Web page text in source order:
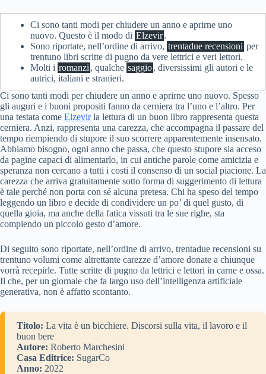
Ci sono tanti modi per chiudere un anno e aprirne uno
nuovo. Questo è il modo di Elzevir.
Sono riportate, nell’ordine di arrivo, trentadue recensioni per
trentuno libri scritte di pugno da vere lettrici e veri lettori.
Molti i romanzi , qualche saggio, diversissimi gli autori e le
autrici, italiani e stranieri.
Ci sono tanti modi per chiudere un anno e aprirne uno nuovo. Spesso
gli auguri e i buoni propositi fanno da cerniera tra l’uno e l’altro. Per
una testata come Elzevirla lettura di un buon libro rappresenta questa
cerniera. Anzi, rappresenta una carezza, che accompagna il passare del
tempo riempiendo di stupore il suo scorrere apparentemente insensato.
Abbiamo bisogno, ogni anno che passa, che questo stupore sia acceso
da pagine capaci di alimentarlo, in cui antiche parole come amicizia e
speranza non cercano a tutti i costi il consenso di un social piacione. La
carezza che arriva gratuitamente sotto forma di suggerimento di lettura
è tale perché non porta con sé alcuna pretesa. Chi ha speso del tempo
leggendo un libro e decide di condividere un po’ di quel gusto, di
quella gioia, ma anche della fatica vissuti tra le sue righe, sta
compiendo un piccolo gesto d’amore.
Di seguito sono riportate, nell’ordine di arrivo, trentadue recensioni su
trentuno volumi come altrettante carezze d’amore donate a chiunque
vorrà recepirle. Tutte scritte di pugno da lettrici e lettori in carne e ossa.
Il che, per un giornale che fa largo uso dell’intelligenza artificiale
generativa, non è affatto scontanto.
Titolo: La vita è un bicchiere. Discorsi sulla vita, il lavoro e il
buon bere
Autore: Roberto Marchesini
Casa Editrice: SugarCo
Anno: 2022